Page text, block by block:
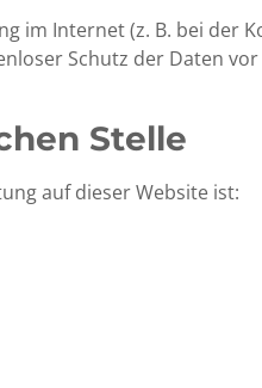
im Internet (z. B. bei der
Schutz der Daten
Stelle
auf dieser Website ist: